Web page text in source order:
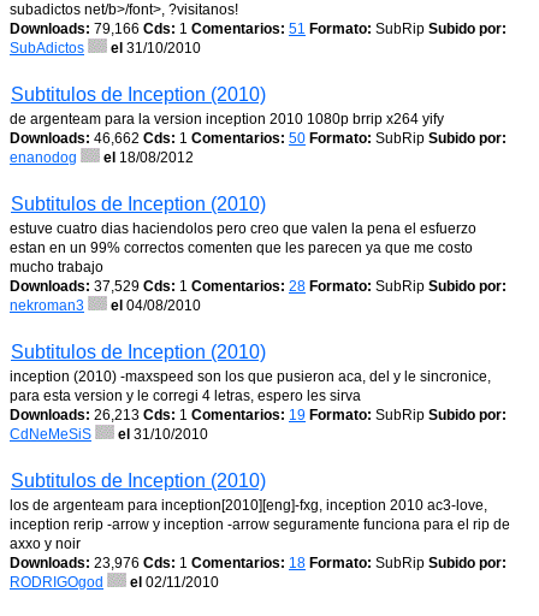
subadictos net/b>/font>, ?visitanos!
Downloads: 79,166 Cds: 1 Comentarios: 51 Formato: SubRip Subido por:
SubAdictos
el 31/10/2010
Subtitulos de Inception (2010)
de argenteam para la version inception 2010 1080p brrip x264 yify
Downloads: 46,662 Cds: 1 Comentarios: 50 Formato: SubRip Subido por:
enanodog
el 18/08/2012
Subtitulos de Inception (2010)
estuve cuatro dias haciendolos pero creo que valen la pena el esfuerzo
estan en un 99% correctos comenten que les parecen ya que me costo
mucho trabajo
Downloads: 37,529 Cds: 1 Comentarios: 28 Formato: SubRip Subido por:
nekroman3
el 04/08/2010
Subtitulos de Inception (2010)
inception (2010) -maxspeed son los que pusieron aca, del y le sincronice,
para esta version y le corregi 4 letras, espero les sirva
Downloads: 26,213 Cds: 1 Comentarios: 19 Formato: SubRip Subido por:
CdNeMeSiS
el 31/10/2010
Subtitulos de Inception (2010)
los de argenteam para inception[2010][eng]-fxg, inception 2010 ac3-love,
inception rerip -arrow y inception -arrow seguramente funciona para el rip de
axxo y noir
Downloads: 23,976 Cds: 1 Comentarios: 18 Formato: SubRip Subido por:
RODRIGOgod
el 02/11/2010